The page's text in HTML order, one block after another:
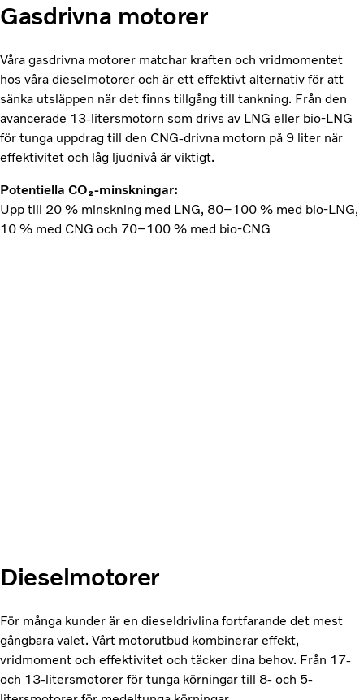
Gasdrivna motorer
Våra gasdrivna motorer matchar kraften och vridmomentet
hos våra dieselmotorer och är ett effektivt alternativ för att
sänka utsläppen när det finns tillgång till tankning. Från den
avancerade 13-litersmotorn som drivs av LNG eller bio-LNG
för tunga uppdrag till den CNG-drivna motorn på 9 liter när
effektivitet och låg ljudnivå är viktigt.
Potentiella CO₂-minskningar:
Upp till 20 % minskning med LNG, 80–100 % med bio-LNG,
10 % med CNG och 70–100 % med bio-CNG
Dieselmotorer
För många kunder är en dieseldrivlina fortfarande det mest
gångbara valet. Vårt motorutbud kombinerar effekt,
vridmoment och effektivitet och täcker dina behov. Från 17-
och 13-litersmotorer för tunga körningar till 8- och 5-